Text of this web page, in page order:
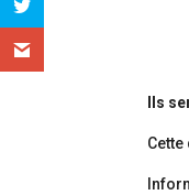
Ils